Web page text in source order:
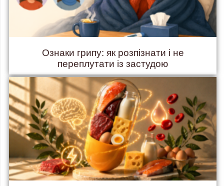
Ознаки грипу: як розпізнати і не
переплутати із застудою